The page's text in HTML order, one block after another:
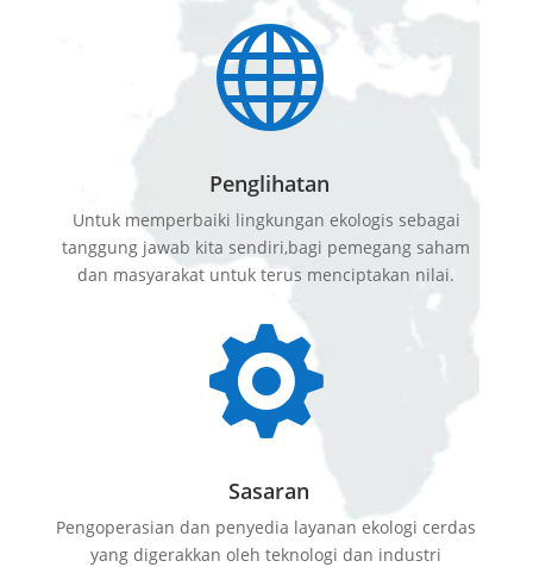

Penglihatan
Untuk memperbaiki lingkungan ekologis sebagai
tanggung jawab kita sendiri,bagi pemegang saham
dan masyarakat untuk terus menciptakan nilai.

Sasaran
Pengoperasian dan penyedia layanan ekologi cerdas
yang digerakkan oleh teknologi dan industri